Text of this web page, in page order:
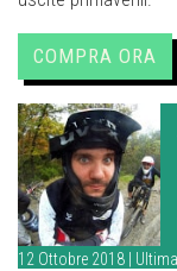
COMPRA ORA
12 Ottobre 2018 |